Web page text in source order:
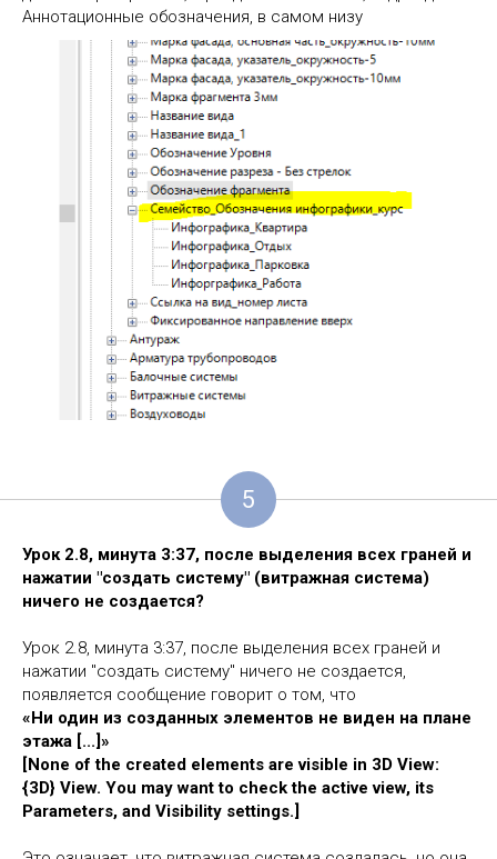
Аннотационные обозначения, в самом низу
5
Урок 2.8, минута 3:37, после выделения всех граней и
нажатии "создать систему" (витражная система)
ничего не создается?
Урок 2.8, минута 3:37, после выделения всех граней и
нажатии "создать систему" ничего не создается,
появляется сообщение говорит о том, что
«Ни один из созданных элементов не виден на плане
этажа [...]»
[None of the created elements are visible in 3D View:
{3D} View. You may want to check the active view, its
Parameters, and Visibility settings.]